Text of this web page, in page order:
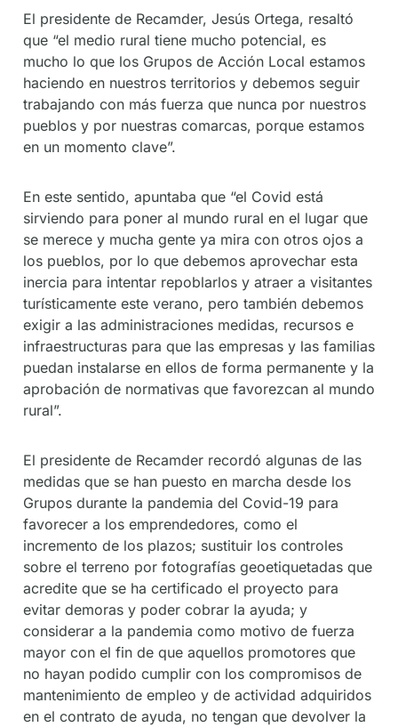
El presidente de Recamder, Jesús Ortega, resaltó
que “el medio rural tiene mucho potencial, es
mucho lo que los Grupos de Acción Local estamos
haciendo en nuestros territorios y debemos seguir
trabajando con más fuerza que nunca por nuestros
pueblos y por nuestras comarcas, porque estamos
en un momento clave”.
En este sentido, apuntaba que “el Covid está
sirviendo para poner al mundo rural en el lugar que
se merece y mucha gente ya mira con otros ojos a
los pueblos, por lo que debemos aprovechar esta
inercia para intentar repoblarlos y atraer a visitantes
turísticamente este verano, pero también debemos
exigir a las administraciones medidas, recursos e
infraestructuras para que las empresas y las familias
puedan instalarse en ellos de forma permanente y la
aprobación de normativas que favorezcan al mundo
rural”.
El presidente de Recamder recordó algunas de las
medidas que se han puesto en marcha desde los
Grupos durante la pandemia del Covid-19 para
favorecer a los emprendedores, como el
incremento de los plazos; sustituir los controles
sobre el terreno por fotografías geoetiquetadas que
acredite que se ha certificado el proyecto para
evitar demoras y poder cobrar la ayuda; y
considerar a la pandemia como motivo de fuerza
mayor con el fin de que aquellos promotores que
no hayan podido cumplir con los compromisos de
mantenimiento de empleo y de actividad adquiridos
en el contrato de ayuda, no tengan que devolver la